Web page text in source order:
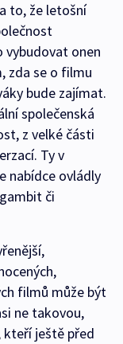
to, že letošní
vybudovat onen
zda se o filmu
bude zajímat.
společenská
z velké části
Ty v
nabídce ovládly
či
filmů může být
ne takovou,
kteří ještě před